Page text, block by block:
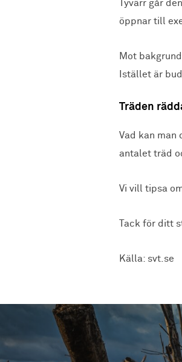
Tyvärr går
öppnar till
Mot
Istället är
Träden
Vad kan man
antalet träd
Vi vill tipsa
Tack för ditt
Källa: svt.se